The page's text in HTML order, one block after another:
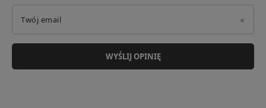
Twój email
WYŚLIJ OPINIĘ